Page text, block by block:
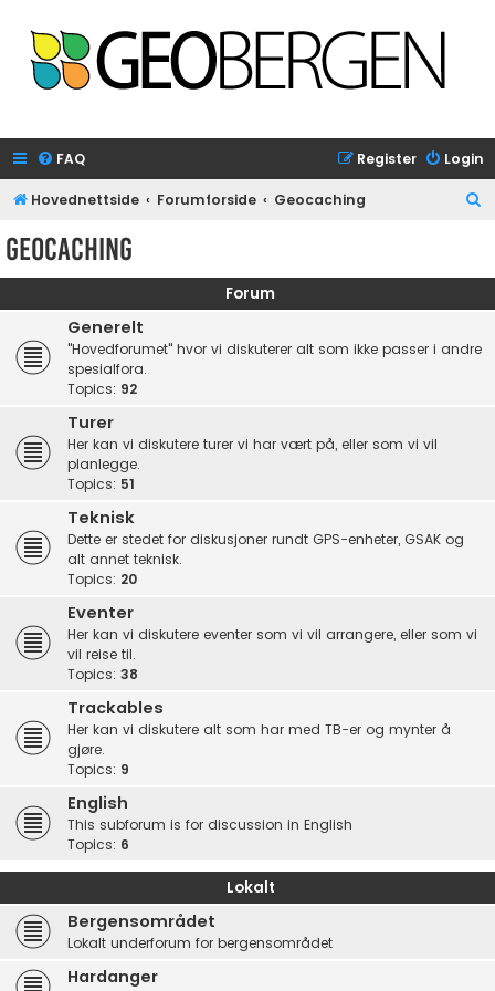
FAQ Login
Register
Hovednettside Forumforside Geocaching
c
Geocaching
Forum
Generelt
"Hovedforumet" hvor vi diskuterer alt som ikke passer i andre
spesialfora.
Topics: 92
Turer
Her kan vi diskutere turer vi har vært på, eller som vi vil
planlegge.
Topics: 51
Teknisk
Dette er stedet for diskusjoner rundt GPS-enheter, GSAK og
alt annet teknisk.
Topics: 20
Eventer
Her kan vi diskutere eventer som vi vil arrangere, eller som vi
vil reise til.
Topics: 38
Trackables
Her kan vi diskutere alt som har med TB-er og mynter å
gjøre.
Topics: 9
English
This subforum is for discussion in English
Topics: 6
Lokalt
Bergensområdet
Lokalt underforum for bergensområdet
Hardanger